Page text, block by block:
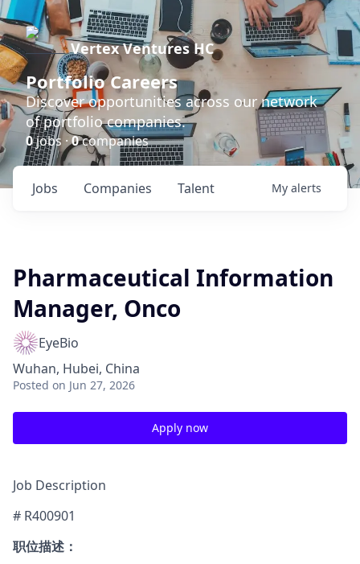
Vertex Ventures HC
Portfolio Careers
Discover opportunities across our network
of portfolio companies.
0jobs ·0companies
Jobs Companies Talent My alerts
Pharmaceutical Information
Manager, Onco
EyeBio
Wuhan, Hubei, China
Posted on Jun 27, 2026
Apply now
Job Description
# R400901
职位描述：